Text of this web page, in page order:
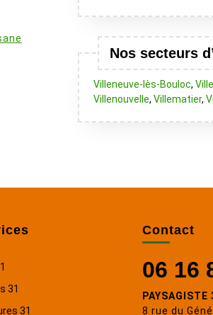
Nos secteurs
Villeneuve-lès-Bouloc,
Villenouvelle, Villematier,
31
31
Contact
06 16
PAYSAGISTE
8 rue du